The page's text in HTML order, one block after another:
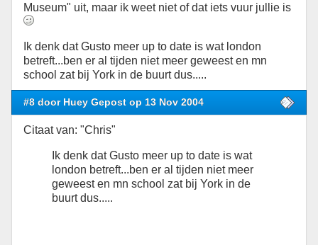
Museum" uit, maar ik weet niet of dat iets vuur jullie is
Ik denk dat Gusto meer up to date is wat london
betreft...ben er al tijden niet meer geweest en mn
school zat bij York in de buurt dus.....
#8 door Huey Gepost op 13 Nov 2004
Citaat van: "Chris"
Ik denk dat Gusto meer up to date is wat
london betreft...ben er al tijden niet meer
geweest en mn school zat bij York in de
buurt dus.....